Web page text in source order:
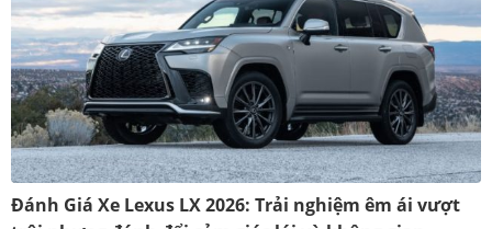
Đánh Giá Xe Lexus LX 2026: Trải nghiệm êm ái vượt